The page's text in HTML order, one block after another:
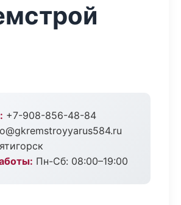
+7-908-856-48-84
Пн-Сб: 08:00–19:00